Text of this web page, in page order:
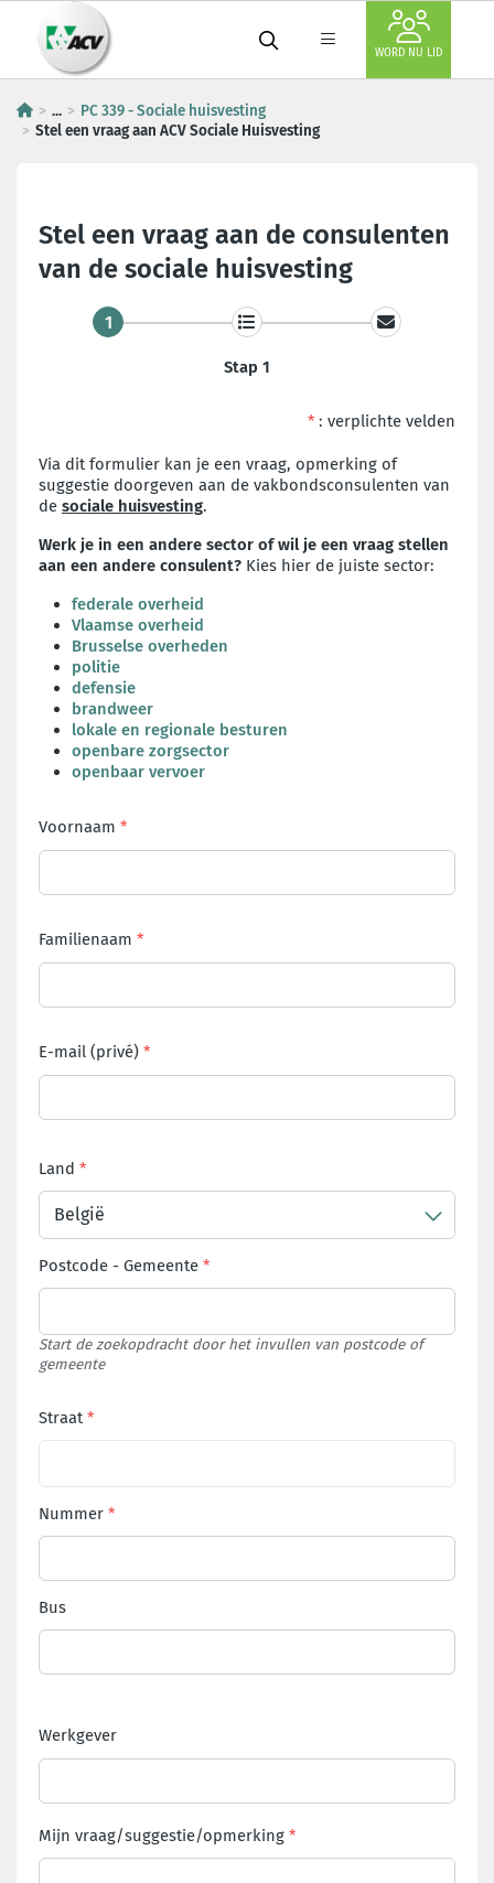
WORD NU LID
...
PC 339 - Sociale huisvesting
Stel een vraag aan ACV Sociale Huisvesting
Stel een vraag aan de consulenten
van de sociale huisvesting
1
Stap 1
* : verplichte velden
Via dit formulier kan je een vraag, opmerking of
suggestie doorgeven aan de vakbondsconsulenten van
de sociale huisvesting.
Werk je in een andere sector of wil je een vraag stellen
aan een andere consulent? Kies hier de juiste sector:
federale overheid
Vlaamse overheid
Brusselse overheden
politie
defensie
brandweer
lokale en regionale besturen
openbare zorgsector
openbaar vervoer
Voornaam
Familienaam
E-mail (privé)
Land
België
Postcode - Gemeente
Start de zoekopdracht door het invullen van postcode of
gemeente
Straat
Nummer
Bus
Werkgever
Mijn vraag/suggestie/opmerking